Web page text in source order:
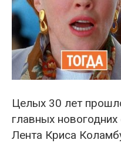
Целых 30 лет
главных
Лента Криса